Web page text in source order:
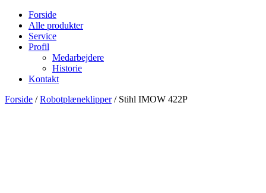
Forside
Alle produkter
Service
Profil
Medarbejdere
Historie
Kontakt
Forside /Robotplæneklipper/ Stihl IMOW 422P